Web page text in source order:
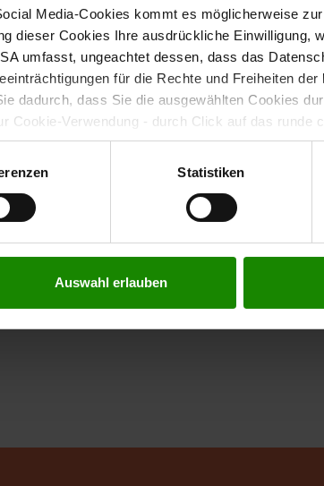
Media-Cookies kommt es möglicherweise
dieser Cookies Ihre ausdrückliche Einwilligung,
umfasst, ungeachtet dessen, dass das
für die Rechte und Freiheiten
dadurch, dass Sie die ausgewählten Cookies
Cookie-Verwendung - durch Click auf das runde
Widerruf der Einwilligung wird die
nicht berührt. Weitere Informationen zum
Statistiken
Auswahl erlauben
program(English page)